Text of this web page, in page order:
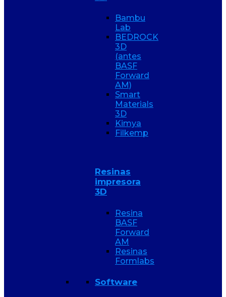
Bambu
Lab
BEDROCK
3D
(antes
BASF
Forward
AM)
Smart
Materials
3D
Kimya
Filkemp
Resinas
impresora
3D
Resina
BASF
Forward
AM
Resinas
Formlabs
Software